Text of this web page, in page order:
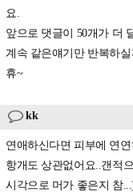
요.
앞으로 댓글이 50개가 더
계속 같은얘기만 반복하실
휴~
kk
연애하신다면 피부에 연
항개도 상관없어요..갠적
시각으로 머가 좋은지 참